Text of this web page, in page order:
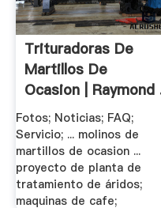
Trituradoras De
Martillos De
Ocasion | Raymond
Fotos; Noticias; FAQ;
Servicio; ... molinos de
martillos de ocasion ...
proyecto de planta de
tratamiento de áridos;
maquinas de cafe;